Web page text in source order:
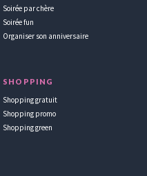
Soirée par chère
Soirée fun
Organiser son anniversaire
SHOPPING
Shopping gratuit
Shopping promo
Shopping green